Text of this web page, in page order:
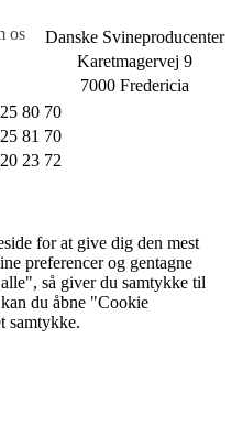
os
Danske Svineproducenter
Karetmagervej 9
7000 Fredericia
80 70
81 70
23 72
for at give dig den mest
preferencer og gentagne
så giver du samtykke til
du åbne "Cookie
samtykke.